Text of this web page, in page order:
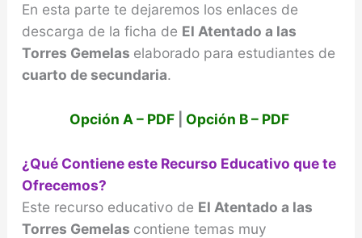
d
o
En esta parte te dejaremos los enlaces de
descarga de la ficha de El Atentado a las
Torres Gemelas elaborado para estudiantes de
cuarto de secundaria.
Opción A – PDF Opción B – PDF
¿Qué Contiene este Recurso Educativo que te
Ofrecemos?
Este recurso educativo de El Atentado a las
Torres Gemelas contiene temas muy